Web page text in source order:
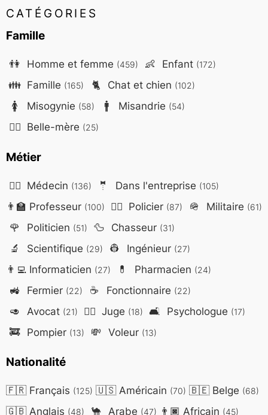
CATÉGORIES
Famille
👫 Homme et femme (459) 👶 Enfant (172)
👪 Famille (165) 🐈 Chat et chien (102)
🚺 Misogynie (58) 🚹 Misandrie (54)
🤷‍♀️ Belle-mère (25)
Métier
👨‍⚕️ Médecin (136) 🤵 Dans l'entreprise (105)
👨‍🏫 Professeur (100) 👮‍♂️ Policier (87) 🪖 Militaire (61)
🌹 Politicien (51) 🦆 Chasseur (31)
🔬 Scientifique (29) 👷 Ingénieur (27)
👨‍💻Informaticien (27) 💊 Pharmacien (24)
🚜 Fermier (22) ☕ Fonctionnaire (22)
🥑 Avocat (21) 👨‍⚖️ Juge (18) 🛋️ Psychologue (17)
🚒 Pompier (13) 💸 Voleur (13)
Nationalité
🇫🇷Français (125) 🇺🇸Américain (70) 🇧🇪Belge (68)
🇬🇧Anglais (48) 🐪 Arabe (47) 👨🏿 Africain (45)